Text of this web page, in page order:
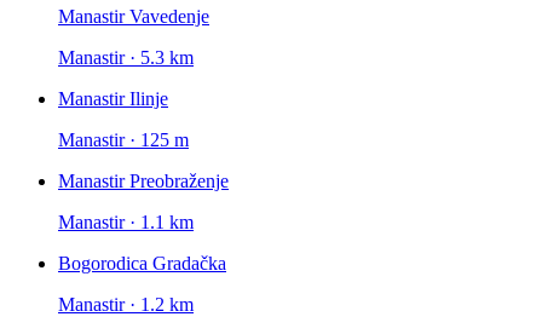
Manastir Vavedenje
Manastir · 5.3 km
Manastir Ilinje
Manastir · 125 m
Manastir Preobraženje
Manastir · 1.1 km
Bogorodica Gradačka
Manastir · 1.2 km